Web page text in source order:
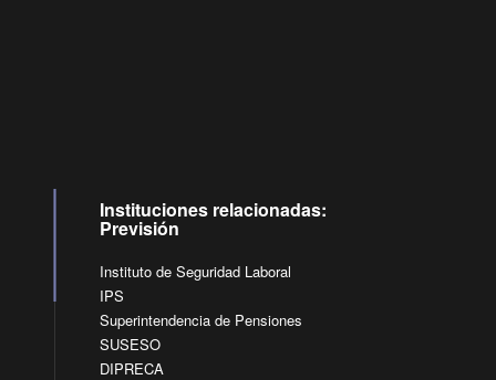
Instituciones relacionadas:
Previsión
Instituto de Seguridad Laboral
IPS
Superintendencia de Pensiones
SUSESO
DIPRECA